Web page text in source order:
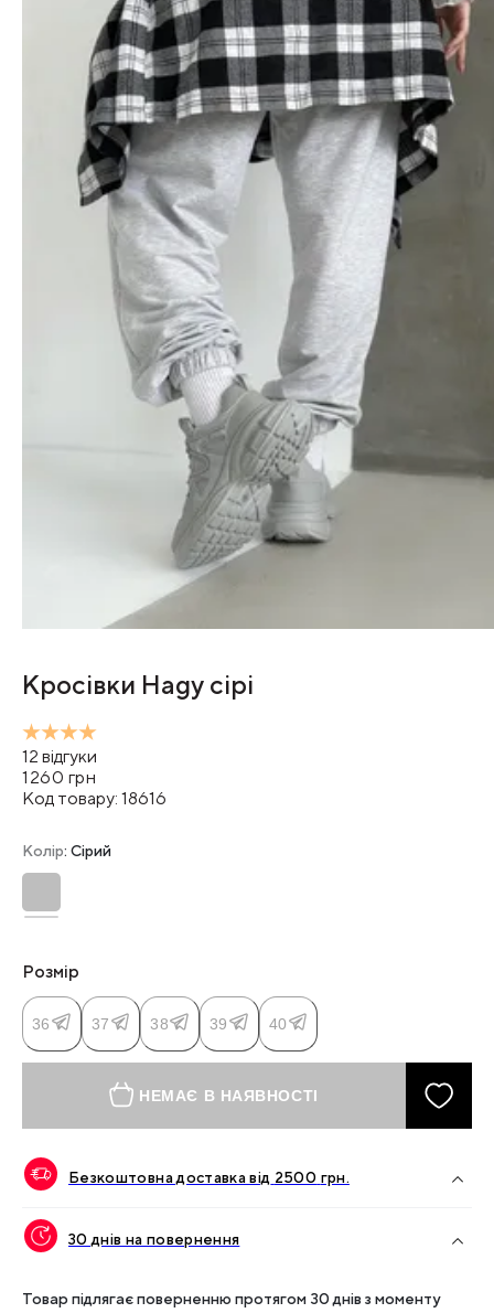
Кросівки Hagy сірі
12 відгуки
1260 грн
Код товару: 18616
Колір: Сірий
Розмір
36 37 38 39 40
НЕМАЄ В НАЯВНОСТІ
Безкоштовна доставка від 2500 грн.
30 днів на повернення
Товар підлягає поверненню протягом 30 днів з моменту